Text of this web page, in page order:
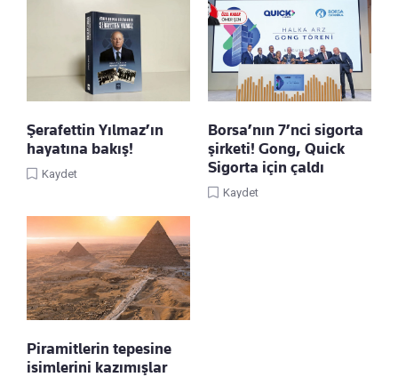
Şerafettin Yılmaz’ın
hayatına bakış!
Kaydet
Borsa’nın 7’nci sigorta
şirketi! Gong, Quick
Sigorta için çaldı
Kaydet
Piramitlerin tepesine
isimlerini kazımışlar